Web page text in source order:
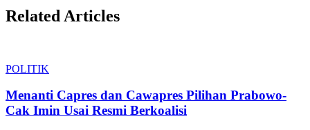
Related Articles
POLITIK
Menanti Capres dan Cawapres Pilihan Prabowo-
Cak Imin Usai Resmi Berkoalisi